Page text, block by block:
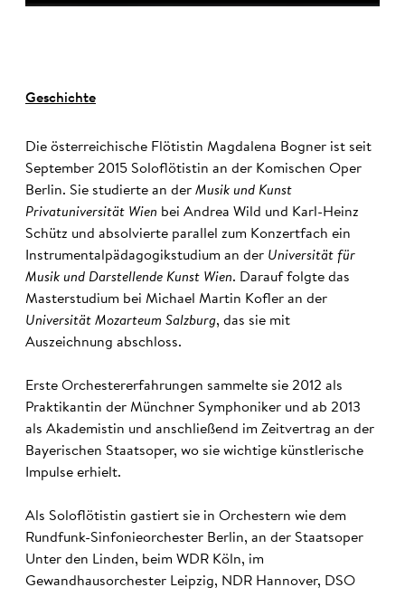
Geschichte
Die österreichische Flötistin Magdalena Bogner ist seit
September 2015 Soloflötistin an der Komischen Oper
Berlin. Sie studierte an der Musik und Kunst
Privatuniversität Wien bei Andrea Wild und Karl-Heinz
Schütz und absolvierte parallel zum Konzertfach ein
Instrumentalpädagogikstudium an der Universität für
Musik und Darstellende Kunst Wien. Darauf folgte das
Masterstudium bei Michael Martin Kofler an der
Universität Mozarteum Salzburg, das sie mit
Auszeichnung abschloss.
Erste Orchestererfahrungen sammelte sie 2012 als
Praktikantin der Münchner Symphoniker und ab 2013
als Akademistin und anschließend im Zeitvertrag an der
Bayerischen Staatsoper, wo sie wichtige künstlerische
Impulse erhielt.
Als Soloflötistin gastiert sie in Orchestern wie dem
Rundfunk-Sinfonieorchester Berlin, an der Staatsoper
Unter den Linden, beim WDR Köln, im
Gewandhausorchester Leipzig, NDR Hannover, DSO